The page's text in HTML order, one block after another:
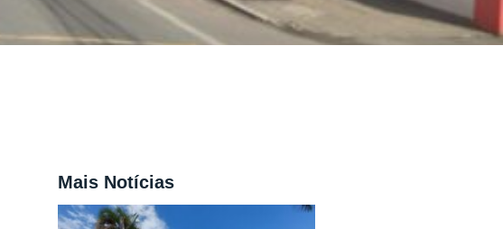
Mais Notícias